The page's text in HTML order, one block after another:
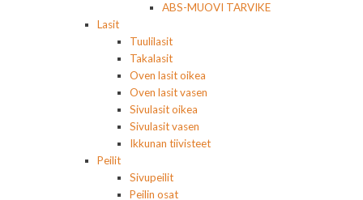
ABS-MUOVI TARVIKE
Lasit
Tuulilasit
Takalasit
Oven lasit oikea
Oven lasit vasen
Sivulasit oikea
Sivulasit vasen
Ikkunan tiivisteet
Peilit
Sivupeilit
Peilin osat